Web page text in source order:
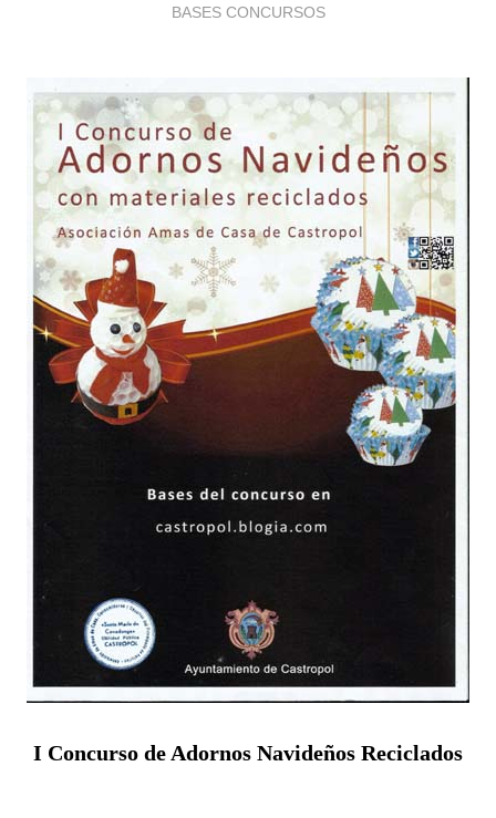
BASES CONCURSOS
I Concurso de Adornos Navideños Reciclados